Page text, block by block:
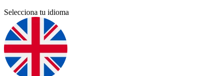
Selecciona tu idioma